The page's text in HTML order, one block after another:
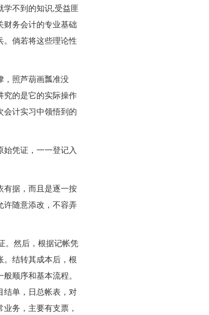
不到的知识,受益匪
财务会计的专业基础
。倘若将这些理论性
照芦葫画瓢准没
究的是它的实际操作
会计实习中领悟到的
凭证，一一登记入
据，而且是逐一按
许随意添改，不容弄
然后，根据记帐凭
。结转其成本后，根
顺序和基本流程。
结单，日总帐表，对
务，主要有支票，